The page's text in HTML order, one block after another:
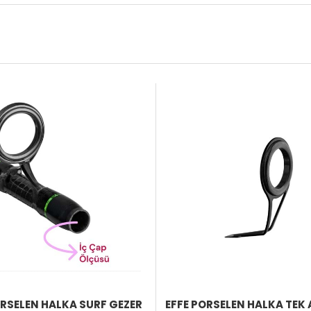
HALKA SURF GEZER
EFFE PORSELEN HALKA TEK